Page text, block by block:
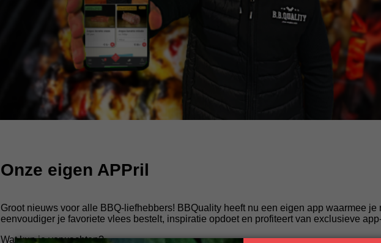
Onze eigen APPril
Groot nieuws voor alle BBQ-liefhebbers! BBQuality heeft nu een eigen app waarmee je
eenvoudiger je favoriete vlees bestelt, inspiratie opdoet en profiteert van exclusieve
Wat kun je verwachten?